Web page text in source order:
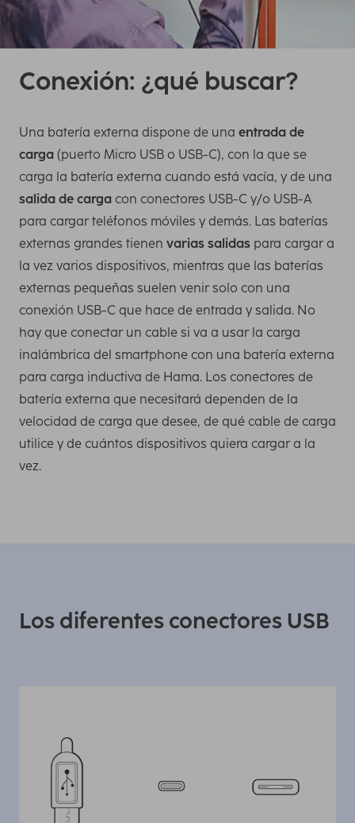
Conexión: ¿qué buscar?
Una batería externa dispone de una entrada de
carga (puerto Micro USB o USB-C), con la que se
carga la batería externa cuando está vacía, y de una
salida de carga con conectores USB-C y/o USB-A
para cargar teléfonos móviles y demás. Las baterías
externas grandes tienen varias salidas para cargar a
la vez varios dispositivos, mientras que las baterías
externas pequeñas suelen venir solo con una
conexión USB-C que hace de entrada y salida. No
hay que conectar un cable si va a usar la carga
inalámbrica del smartphone con una batería externa
para carga inductiva de Hama. Los conectores de
batería externa que necesitará dependen de la
velocidad de carga que desee, de qué cable de carga
utilice y de cuántos dispositivos quiera cargar a la
vez.
Los diferentes conectores USB